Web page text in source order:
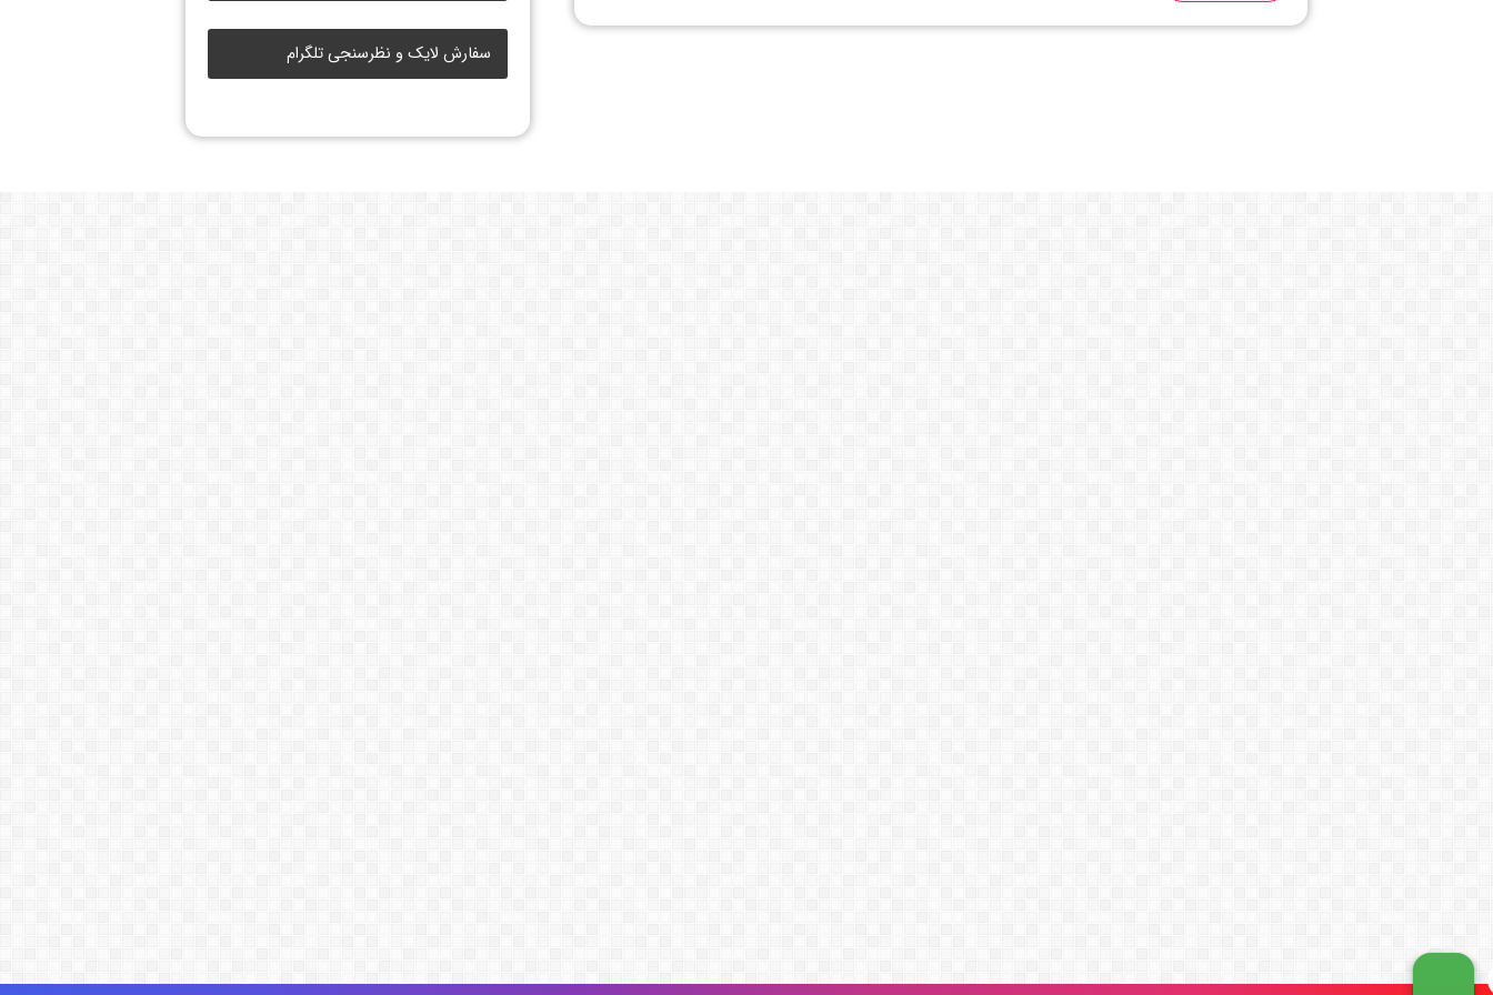
سفارش لایک و نظرسنجی تلگرام